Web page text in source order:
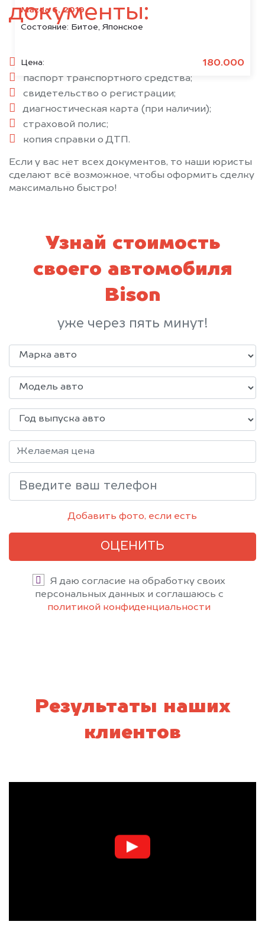
Mazda 6, 2019
Состояние: Битое, Японское
Цена: 180.000
документы:
паспорт гражданина РФ;
паспорт транспортного средства;
свидетельство о регистрации;
диагностическая карта (при наличии);
страховой полис;
копия справки о ДТП.
Если у вас нет всех документов, то наши юристы
сделают всё возможное, чтобы оформить сделку
максимально быстро!
Узнай стоимость
своего автомобиля
Bison
уже через пять минут!
Добавить фото, если есть
ОЦЕНИТЬ
Я даю согласие на обработку своих
персональных данных и соглашаюсь с
политикой конфиденциальности
Результаты наших
клиентов